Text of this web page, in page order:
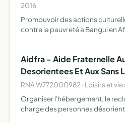
2016
Promouvoir des actions
contre la pauvreté à Bangui en
Aidfra - Aide Fraternelle
Desorientees Et Aux Sans
RNA W772000982 · Loisirs et vie
Organiser l'hébergement, le
charge des personnes